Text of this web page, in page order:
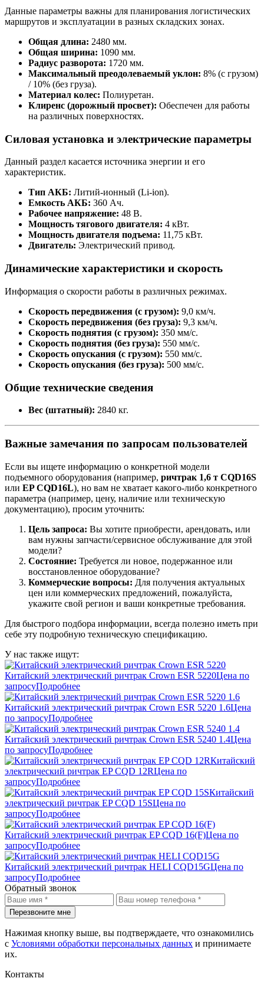
Данные параметры важны для планирования логистических
маршрутов и эксплуатации в разных складских зонах.
Общая длина: 2480 мм.
Общая ширина: 1090 мм.
Радиус разворота: 1720 мм.
Максимальный преодолеваемый уклон: 8% (с грузом)
/ 10% (без груза).
Материал колес: Полиуретан.
Клиренс (дорожный просвет): Обеспечен для работы
на различных поверхностях.
Силовая установка и электрические параметры
Данный раздел касается источника энергии и его
характеристик.
Тип АКБ: Литий-ионный (Li-ion).
Емкость АКБ: 360 Ач.
Рабочее напряжение: 48 В.
Мощность тягового двигателя: 4 кВт.
Мощность двигателя подъема: 11,75 кВт.
Двигатель: Электрический привод.
Динамические характеристики и скорость
Информация о скорости работы в различных режимах.
Скорость передвижения (с грузом): 9,0 км/ч.
Скорость передвижения (без груза): 9,3 км/ч.
Скорость поднятия (с грузом): 350 мм/с.
Скорость поднятия (без груза): 550 мм/с.
Скорость опускания (с грузом): 550 мм/с.
Скорость опускания (без груза): 500 мм/с.
Общие технические сведения
Вес (штатный): 2840 кг.
Важные замечания по запросам пользователей
Если вы ищете информацию о конкретной модели
подъемного оборудования (например, ричтрак 1,6 т CQD16S
или EP CQD16L), но вам не хватает какого-либо конкретного
параметра (например, цену, наличие или техническую
документацию), просим уточнить:
Цель запроса: Вы хотите приобрести, арендовать, или
вам нужны запчасти/сервисное обслуживание для этой
модели?
Состояние: Требуется ли новое, подержанное или
восстановленное оборудование?
Коммерческие вопросы: Для получения актуальных
цен или коммерческих предложений, пожалуйста,
укажите свой регион и ваши конкретные требования.
Для быстрого подбора информации, всегда полезно иметь при
себе эту подробную техническую спецификацию.
У нас также ищут:
Китайский электрический ричтрак Crown ESR 5220Цена по
запросуПодробнее
Китайский электрический ричтрак Crown ESR 5220 1.6Цена
по запросуПодробнее
Китайский электрический ричтрак Crown ESR 5240 1.4Цена
по запросуПодробнее
Китайский
электрический ричтрак EP CQD 12RЦена по
запросуПодробнее
Китайский
электрический ричтрак EP CQD 15SЦена по
запросуПодробнее
Китайский электрический ричтрак EP CQD 16(F)Цена по
запросуПодробнее
Китайский электрический ричтрак HELI CQD15GЦена по
запросуПодробнее
Обратный звонок
Перезвоните мне
Нажимая кнопку выше, вы подтверждаете, что ознакомились
с Условиями обработки персональных данных и принимаете
их.
Контакты